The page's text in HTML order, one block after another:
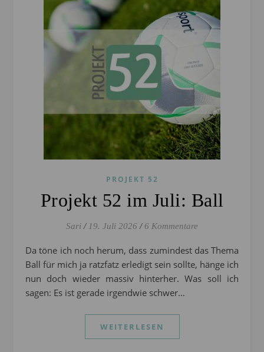
PROJEKT 52
Projekt 52 im Juli: Ball
Sari / 19. Juli 2026 / 6 Kommentare
Da töne ich noch herum, dass zumindest das Thema
Ball für mich ja ratzfatz erledigt sein sollte, hänge ich
nun doch wieder massiv hinterher. Was soll ich
sagen: Es ist gerade irgendwie schwer…
WEITERLESEN